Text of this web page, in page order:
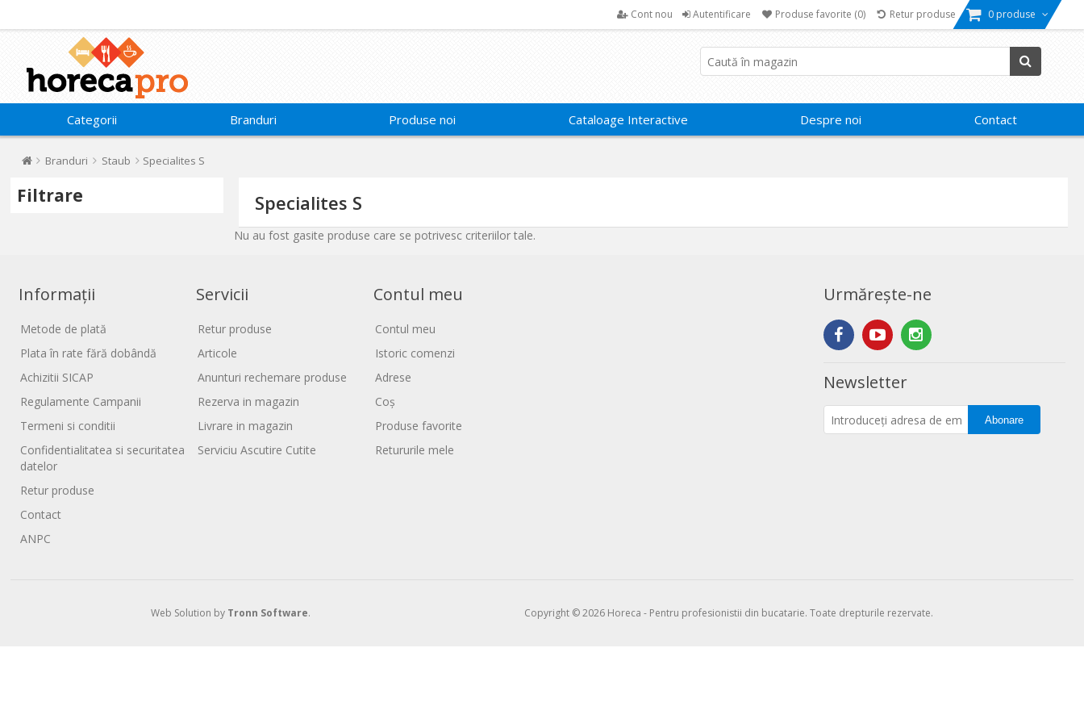
Cont nou Autentificare Produse favorite (0) Retur produse 0 produse
Categorii Branduri Produse noi Cataloage Interactive Despre noi Contact
Branduri Staub Specialites S
Filtrare Specialites S
Nu au fost gasite produse care se potrivesc criteriilor tale.
Informații
Metode de plată
Plata în rate fără dobândă
Achizitii SICAP
Regulamente Campanii
Termeni si conditii
Confidentialitatea si securitatea
datelor
Retur produse
Contact
ANPC
Servicii
Retur produse
Articole
Anunturi rechemare produse
Rezerva in magazin
Livrare in magazin
Serviciu Ascutire Cutite
Contul meu
Contul meu
Istoric comenzi
Adrese
Coș
Produse favorite
Retururile mele
Urmărește-ne
Newsletter
Abonare
Copyright © 2026 Horeca - Pentru profesionistii din bucatarie. Toate drepturile rezervate.
Web Solution by Tronn Software.